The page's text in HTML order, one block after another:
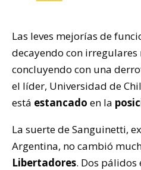
Las leves mejorías de
decayendo con irregulares
concluyendo con una
el líder, Universidad de
está estancado en la
La suerte de Sanguinetti,
Argentina, no cambió
Libertadores. Dos pálidos